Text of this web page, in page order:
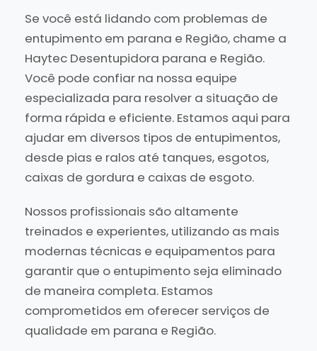
Se você está lidando com problemas de
entupimento em parana e Região, chame a
Haytec Desentupidora parana e Região.
Você pode confiar na nossa equipe
especializada para resolver a situação de
forma rápida e eficiente. Estamos aqui para
ajudar em diversos tipos de entupimentos,
desde pias e ralos até tanques, esgotos,
caixas de gordura e caixas de esgoto.
Nossos profissionais são altamente
treinados e experientes, utilizando as mais
modernas técnicas e equipamentos para
garantir que o entupimento seja eliminado
de maneira completa. Estamos
comprometidos em oferecer serviços de
qualidade em parana e Região.